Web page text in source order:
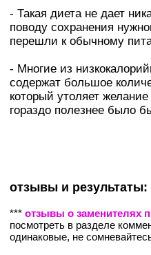
- Такая диета не дает
поводу сохранения
перешли к обычному
- Многие из
содержат большое
который утоляет
гораздо полезнее было
отзывы и результаты:
*** отзывы о заменителях
посмотреть в разделе
одинаковые, не